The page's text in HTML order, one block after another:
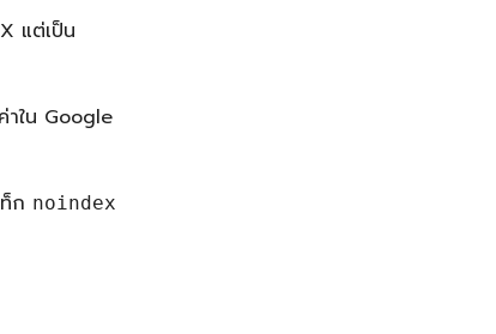
แต่เป็น
าใน Google
ก noindex